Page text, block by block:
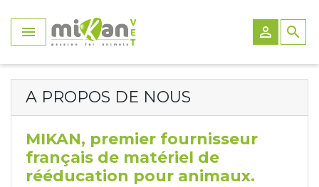
  search
A PROPOS DE NOUS
MIKAN, premier fournisseur
français de matériel de
rééducation pour animaux.
Accessoires Laser
Electrostimulation
Accessoires Electrostimulation
Accessoires Onde de Choc
Ultrasons
Accessoires Ultrason
Accessoires Magneto
Accessoires Radiofréquence
Accessoires
Accessoires
Accessoires tapis de course
Gilet de flottaison
Patte avant
Chaussures
Bottes
Accessoires & pièces détachées chariots
Harnais
Harnais arrière
Tapis de réeducation
Poids de jambe
Gilet de flottaison
Couchage
Manteau été